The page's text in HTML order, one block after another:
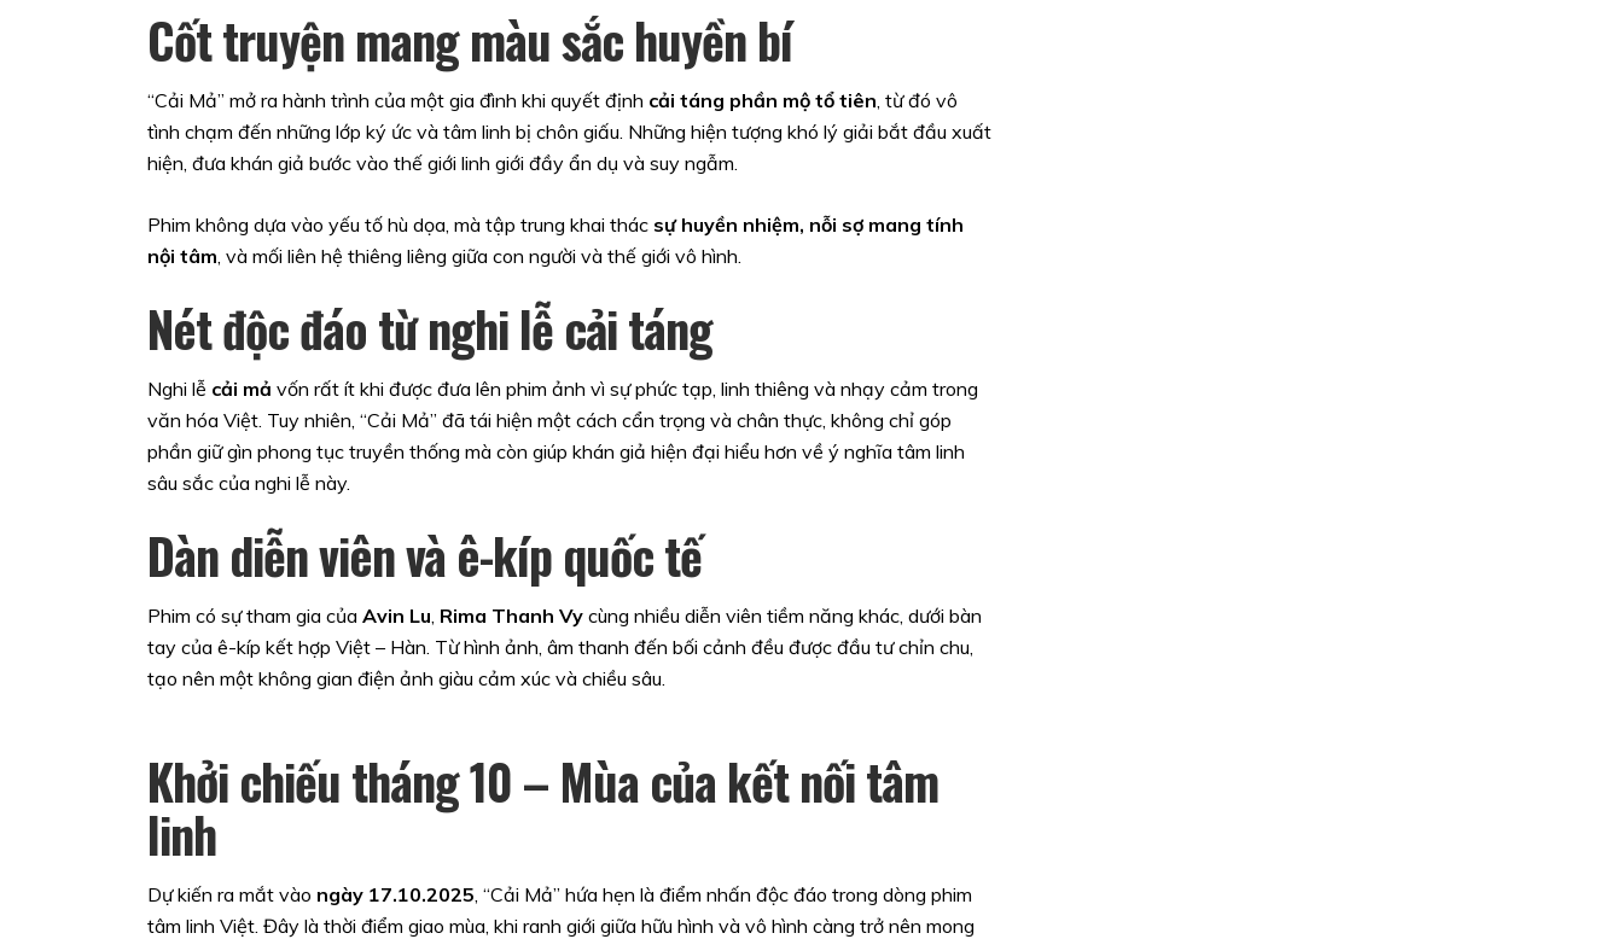
Cốt truyện mang màu sắc huyền bí
“Cải Mả” mở ra hành trình của một gia đình khi quyết định cải táng phần mộ tổ tiên, từ đó vô
tình chạm đến những lớp ký ức và tâm linh bị chôn giấu. Những hiện tượng khó lý giải bắt đầu xuất
hiện, đưa khán giả bước vào thế giới linh giới đầy ẩn dụ và suy ngẫm.
Phim không dựa vào yếu tố hù dọa, mà tập trung khai thác sự huyền nhiệm, nỗi sợ mang tính
nội tâm, và mối liên hệ thiêng liêng giữa con người và thế giới vô hình.
Nét độc đáo từ nghi lễ cải táng
Nghi lễ cải mả vốn rất ít khi được đưa lên phim ảnh vì sự phức tạp, linh thiêng và nhạy cảm trong
văn hóa Việt. Tuy nhiên, “Cải Mả” đã tái hiện một cách cẩn trọng và chân thực, không chỉ góp
phần giữ gìn phong tục truyền thống mà còn giúp khán giả hiện đại hiểu hơn về ý nghĩa tâm linh
sâu sắc của nghi lễ này.
Dàn diễn viên và ê-kíp quốc tế
Phim có sự tham gia của Avin Lu, Rima Thanh Vy cùng nhiều diễn viên tiềm năng khác, dưới bàn
tay của ê-kíp kết hợp Việt – Hàn. Từ hình ảnh, âm thanh đến bối cảnh đều được đầu tư chỉn chu,
tạo nên một không gian điện ảnh giàu cảm xúc và chiều sâu.
Khởi chiếu tháng 10 – Mùa của kết nối tâm
linh
Dự kiến ra mắt vào ngày 17.10.2025, “Cải Mả” hứa hẹn là điểm nhấn độc đáo trong dòng phim
tâm linh Việt. Đây là thời điểm giao mùa, khi ranh giới giữa hữu hình và vô hình càng trở nên mong